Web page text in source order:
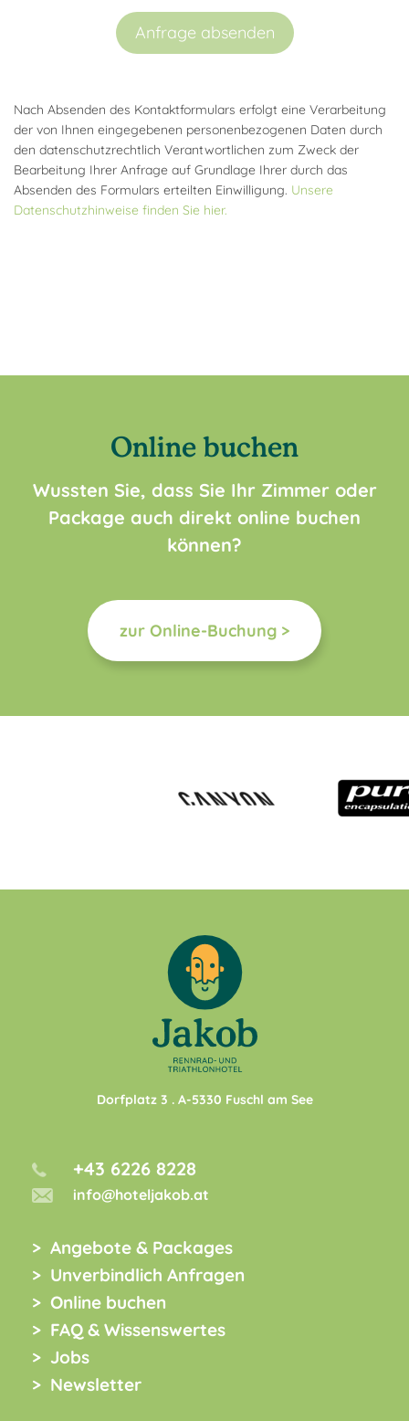
Anfrage absenden
Nach Absenden des Kontaktformulars erfolgt eine Verarbeitung
der von Ihnen eingegebenen personenbezogenen Daten durch
den datenschutzrechtlich Verantwortlichen zum Zweck der
Bearbeitung Ihrer Anfrage auf Grundlage Ihrer durch das
Absenden des Formulars erteilten Einwilligung. Unsere
Datenschutzhinweise finden Sie hier.
Online buchen
Wussten Sie, dass Sie Ihr Zimmer oder
Package auch direkt online buchen
können?
zur Online-Buchung >
Dorfplatz 3 . A-5330 Fuschl am See
+43 6226 8228
info@hoteljakob.at
Angebote & Packages
Unverbindlich Anfragen
Online buchen
FAQ & Wissenswertes
Jobs
Newsletter